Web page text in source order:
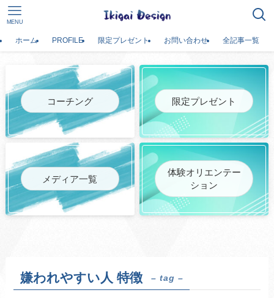
MENU
ホーム PROFILE 限定プレゼント お問い合わせ 全記事一覧
コーチング 限定プレゼント
メディア一覧
体験オリエンテー
ション
嫌われやすい人 特徴 – tag –